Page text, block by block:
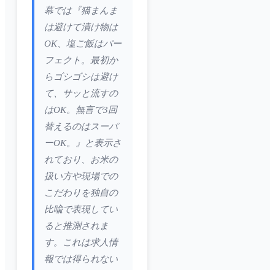
幕では『猫まんま
は避けて漬け物は
OK、塩ご飯はパー
フェクト。最初か
らゴシゴシは避け
て、サッと流すの
はOK。無言で3回
替えるのはスーパ
ーOK。』と表示さ
れており、お米の
扱い方や現場での
こだわりを独自の
比喩で表現してい
ると推測されま
す。これは求人情
報では得られない